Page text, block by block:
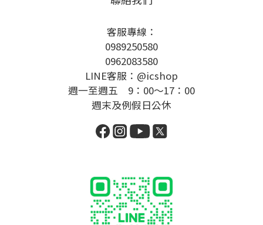
客服專線：
0989250580
0962083580
LINE客服：@icshop
週一至週五 9：00～17：00
週末及例假日公休